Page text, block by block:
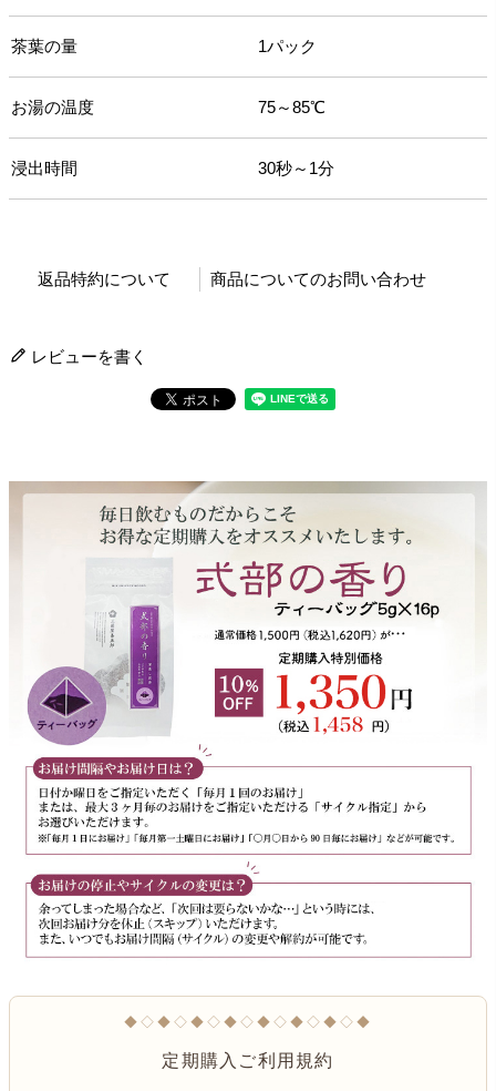
茶葉の量 1パック
お湯の温度 75～85℃
浸出時間 30秒～1分
返品特約について 商品についてのお問い合わせ
レビューを書く
◆◇◆◇◆◇◆◇◆◇◆◇◆◇◆
定期購入ご利用規約